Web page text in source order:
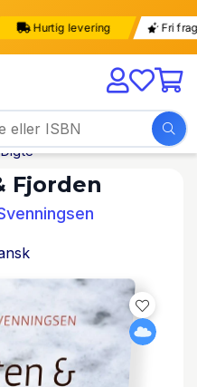
Hurtig levering Fri
Digte
Fjorden